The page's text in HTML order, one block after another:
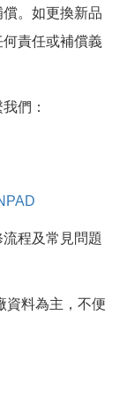
。如更換新品
責任或補償義
們：
程及常見問題
資料為主，不便